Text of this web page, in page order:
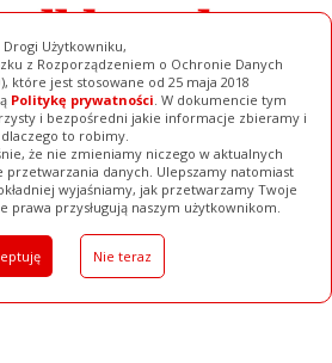
Drogi Użytkowniku,
z Rozporządzeniem o Ochronie Danych
które jest stosowane od 25 maja 2018
Politykę prywatności. W dokumencie tym
i bezpośredni jakie informacje zbieramy i
dlaczego to robimy.
że nie zmieniamy niczego w aktualnych
przetwarzania danych. Ulepszamy natomiast
wyjaśniamy, jak przetwarzamy Twoje
prawa przysługują naszym użytkownikom.
Nie teraz
Galerie Baza Firm Pełna Wersja